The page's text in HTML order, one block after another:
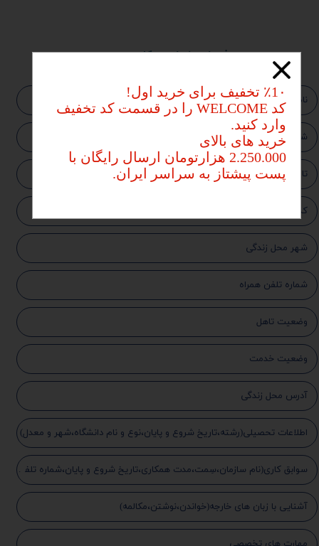
​​فرم استخدام همکاری
​​​​​​​٪1۰ تخفیف برای خرید اول!
کد WELCOME را در قسمت کد تخفیف
وارد کنید.​​​​​​​
خرید های بالای
2.250.000 هزارتومان ارسال رایگان با
پست پیشتاز به سراسر ایران.